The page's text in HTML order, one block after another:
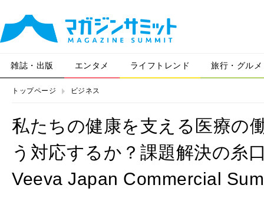
雑誌・出版 エンタメ ライフトレンド 旅行・グルメ
トップページ ビジネス
私たちの健康を支える医療の
う対応するか？課題解決の糸
Veeva Japan Commercial